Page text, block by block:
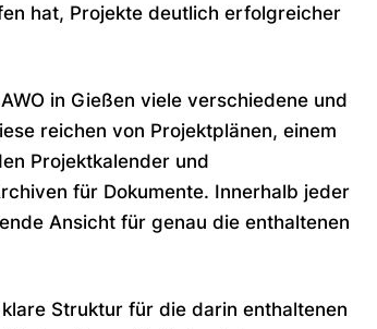
hat, Projekte deutlich erfolgreicher
in Gießen viele verschiedene und
reichen von Projektplänen, einem
Projektkalender und
für Dokumente. Innerhalb jeder
Ansicht für genau die enthaltenen
Struktur für die darin enthaltenen